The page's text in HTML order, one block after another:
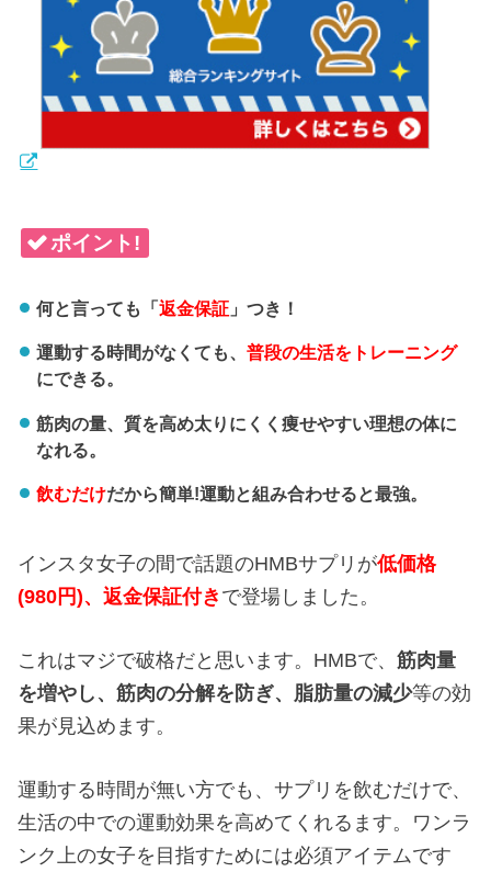
ポイント!
何と言っても「返金保証」つき！
運動する時間がなくても、 普段の生活をトレーニング
にできる。
筋肉の量、質を高め太りにくく痩せやすい理想の体に
なれる。
飲むだけだから簡単!運動と組み合わせると最強。
インスタ女子の間で話題のHMBサプリが低価格
(980円)、返金保証付き で登場しました。
これはマジで破格だと思います。HMBで、筋肉量
を増やし、筋肉の分解を防ぎ、 脂肪量の減少等の効
果が見込めます。
運動する時間が無い方でも、サプリを飲むだけで、
生活の中での運動効果を高めてくれるます。ワンラ
ンク上の女子を目指すためには必須アイテムです